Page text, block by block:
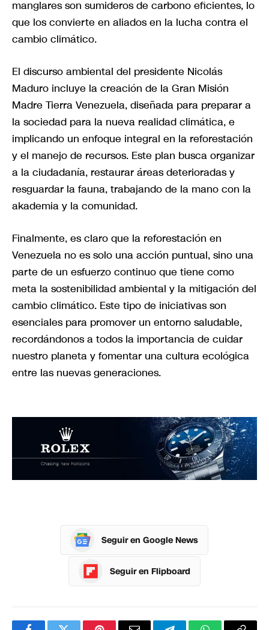
manglares son sumideros de carbono eficientes, lo
que los convierte en aliados en la lucha contra el
cambio climático.
El discurso ambiental del presidente Nicolás
Maduro incluye la creación de la Gran Misión
Madre Tierra Venezuela, diseñada para preparar a
la sociedad para la nueva realidad climática, e
implicando un enfoque integral en la reforestación
y el manejo de recursos. Este plan busca organizar
a la ciudadanía, restaurar áreas deterioradas y
resguardar la fauna, trabajando de la mano con la
akademia y la comunidad.
Finalmente, es claro que la reforestación en
Venezuela no es solo una acción puntual, sino una
parte de un esfuerzo continuo que tiene como
meta la sostenibilidad ambiental y la mitigación del
cambio climático. Este tipo de iniciativas son
esenciales para promover un entorno saludable,
recordándonos a todos la importancia de cuidar
nuestro planeta y fomentar una cultura ecológica
entre las nuevas generaciones.
Seguir en Google News
Seguir en Flipboard